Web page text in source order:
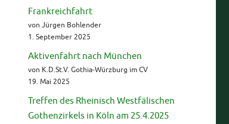
Frankreichfahrt
von Jürgen Bohlender
1. September 2025
Aktivenfahrt nach München
von K.D.St.V. Gothia-Würzburg im CV
19. Mai 2025
Treffen des Rheinisch Westfälischen
Gothenzirkels in Köln am 25.4.2025